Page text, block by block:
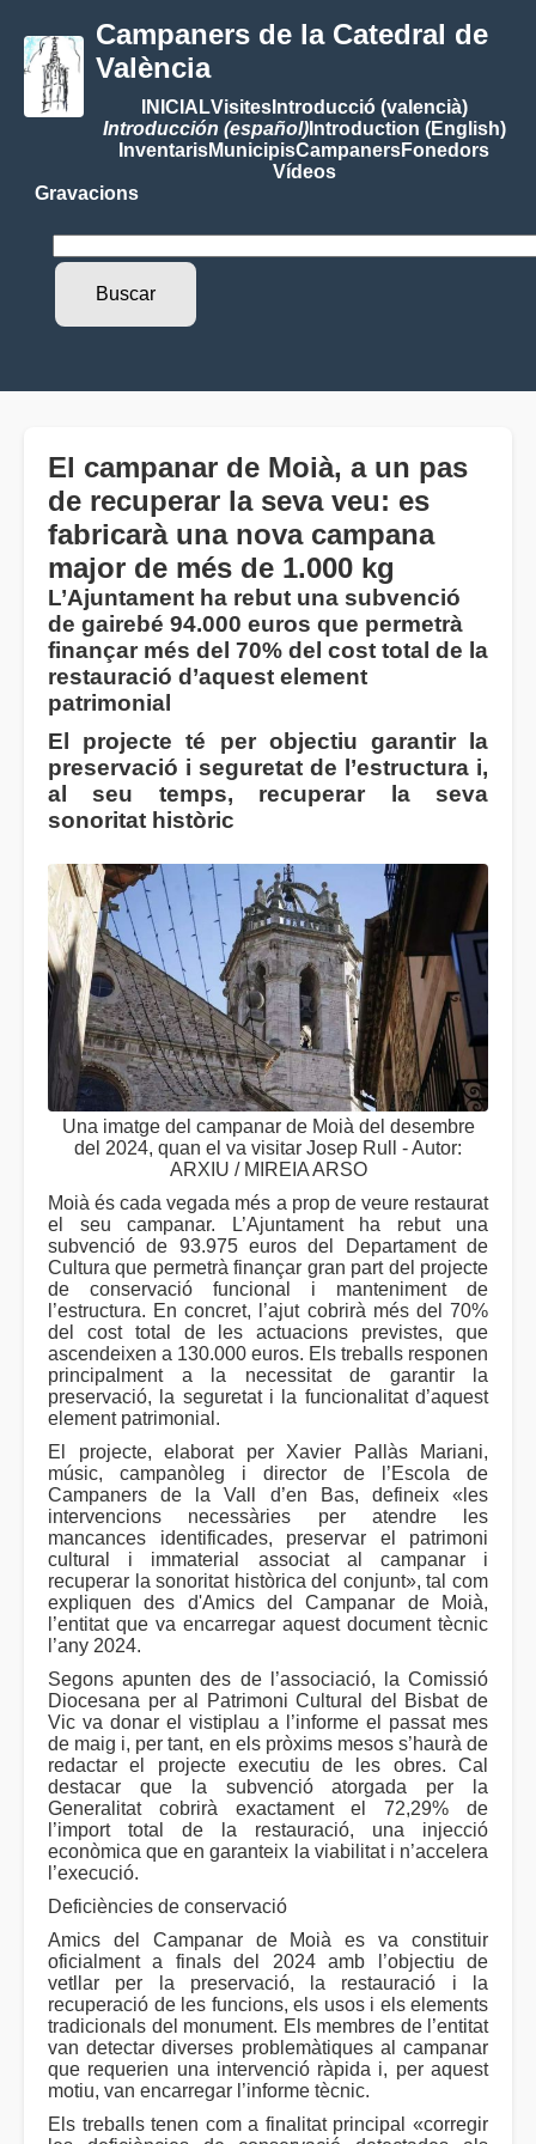
Campaners de la Catedral de
València
INICIALVisitesIntroducció (valencià)
Introducción (español)Introduction (English)
InventarisMunicipisCampanersFonedors
Vídeos
Gravacions
El campanar de Moià, a un pas
de recuperar la seva veu: es
fabricarà una nova campana
major de més de 1.000 kg
L’Ajuntament ha rebut una subvenció
de gairebé 94.000 euros que permetrà
finançar més del 70% del cost total de la
restauració d’aquest element
patrimonial
El projecte té per objectiu garantir la
preservació i seguretat de l’estructura i,
al seu temps, recuperar la seva
sonoritat històric
Una imatge del campanar de Moià del desembre
del 2024, quan el va visitar Josep Rull - Autor:
ARXIU / MIREIA ARSO
Moià és cada vegada més a prop de veure restaurat
el seu campanar. L’Ajuntament ha rebut una
subvenció de 93.975 euros del Departament de
Cultura que permetrà finançar gran part del projecte
de conservació funcional i manteniment de
l’estructura. En concret, l’ajut cobrirà més del 70%
del cost total de les actuacions previstes, que
ascendeixen a 130.000 euros. Els treballs responen
principalment a la necessitat de garantir la
preservació, la seguretat i la funcionalitat d’aquest
element patrimonial.
El projecte, elaborat per Xavier Pallàs Mariani,
músic, campanòleg i director de l’Escola de
Campaners de la Vall d’en Bas, defineix «les
intervencions necessàries per atendre les
mancances identificades, preservar el patrimoni
cultural i immaterial associat al campanar i
recuperar la sonoritat històrica del conjunt», tal com
expliquen des d'Amics del Campanar de Moià,
l’entitat que va encarregar aquest document tècnic
l’any 2024.
Segons apunten des de l’associació, la Comissió
Diocesana per al Patrimoni Cultural del Bisbat de
Vic va donar el vistiplau a l’informe el passat mes
de maig i, per tant, en els pròxims mesos s’haurà de
redactar el projecte executiu de les obres. Cal
destacar que la subvenció atorgada per la
Generalitat cobrirà exactament el 72,29% de
l’import total de la restauració, una injecció
econòmica que en garanteix la viabilitat i n’accelera
l’execució.
Deficiències de conservació
Amics del Campanar de Moià es va constituir
oficialment a finals del 2024 amb l’objectiu de
vetllar per la preservació, la restauració i la
recuperació de les funcions, els usos i els elements
tradicionals del monument. Els membres de l’entitat
van detectar diverses problemàtiques al campanar
que requerien una intervenció ràpida i, per aquest
motiu, van encarregar l’informe tècnic.
Els treballs tenen com a finalitat principal «corregir